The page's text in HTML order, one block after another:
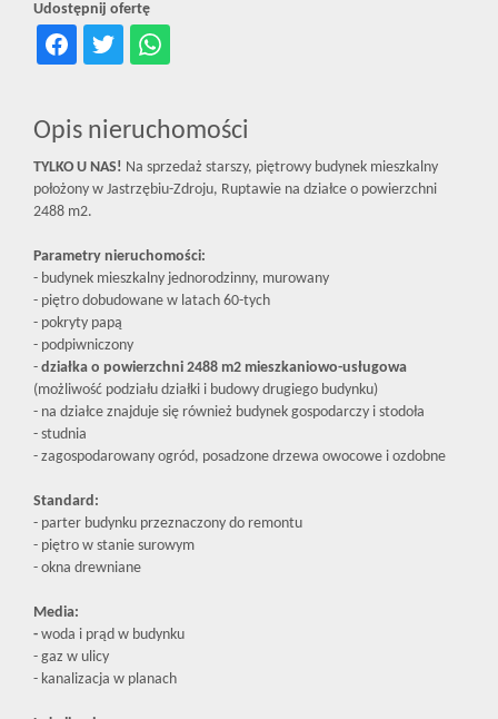
Udostępnij ofertę
Opis nieruchomości
TYLKO U NAS! Na sprzedaż starszy, piętrowy budynek mieszkalny
położony w Jastrzębiu-Zdroju, Ruptawie na działce o powierzchni
2488 m2.
Parametry nieruchomości:
- budynek mieszkalny jednorodzinny, murowany
- piętro dobudowane w latach 60-tych
- pokryty papą
- podpiwniczony
- działka o powierzchni 2488 m2 mieszkaniowo-usługowa
(możliwość podziału działki i budowy drugiego budynku)
- na działce znajduje się również budynek gospodarczy i stodoła
- studnia
- zagospodarowany ogród, posadzone drzewa owocowe i ozdobne
Standard:
- parter budynku przeznaczony do remontu
- piętro w stanie surowym
- okna drewniane
Media:
- woda i prąd w budynku
- gaz w ulicy
- kanalizacja w planach